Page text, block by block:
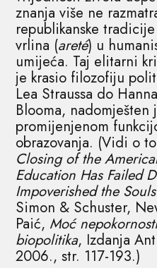
znanja više ne
republikanske
vrlina (areté) u
umijeća. Taj elitarni
je krasio filozofiju
Lea Straussa do
Blooma,
promijenjenom
obrazovanja. (Vidi o
Closing of the
Education Has Failed
Impoverished the
Simon & Schuster,
Paić, Moć
biopolitika, Izdanja
2006., str. 117-193.)